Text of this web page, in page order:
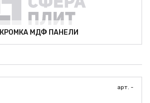
КРОМКА МДФ ПАНЕЛИ
арт. -